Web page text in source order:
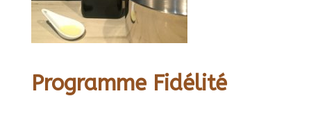
Programme Fidélité